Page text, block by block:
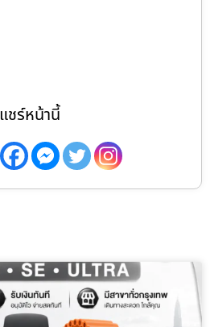
แชร์หน้านี้